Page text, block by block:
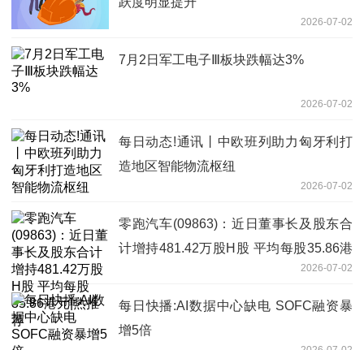
2026-07-02
7月2日军工电子Ⅲ板块跌幅达3%
2026-07-02
每日动态!通讯丨中欧班列助力匈牙利打
造地区智能物流枢纽
2026-07-02
零跑汽车(09863)：近日董事长及股东合
计增持481.42万股H股 平均每股35.86港
2026-07-02
每日快播:AI数据中心缺电 SOFC融资暴
增5倍